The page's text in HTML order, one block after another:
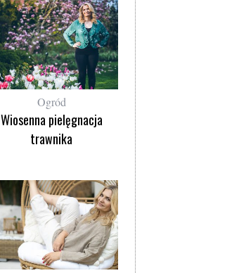
Ogród
Wiosenna pielęgnacja
trawnika